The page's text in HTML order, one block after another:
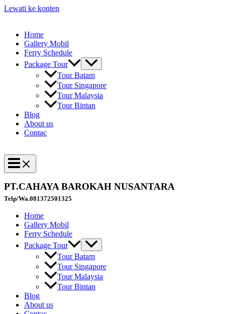
Lewati ke konten
Home
Gallery Mobil
Ferry Schedule
Package Tour
Tour Batam
Tour Singapore
Tour Malaysia
Tour Bintan
Blog
About us
Contac
PT.CAHAYA BAROKAH NUSANTARA
Telp/Wa.081372501325
Home
Gallery Mobil
Ferry Schedule
Package Tour
Tour Batam
Tour Singapore
Tour Malaysia
Tour Bintan
Blog
About us